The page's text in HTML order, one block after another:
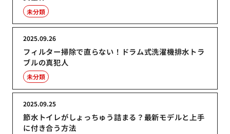
未分類
フィルター掃除で直らない！ドラム式洗濯機排水トラ
ブルの真犯人
2025.09.26
未分類
節水トイレがしょっちゅう詰まる？最新モデルと上手
に付き合う方法
2025.09.25